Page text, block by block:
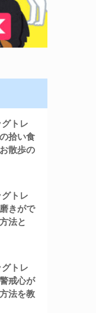
グトレ
拾い食
散歩の
グトレ
きがで
法と
グトレ
戒心が
法を教